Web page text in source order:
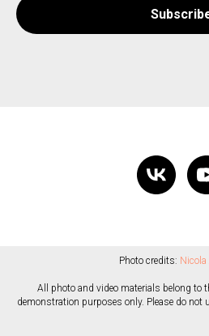
Photo credits:
All photo and video materials belong to
demonstration purposes only. Please do not